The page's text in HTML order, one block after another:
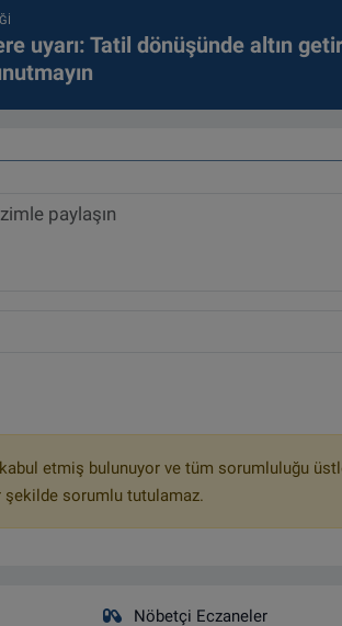
uyarı: Tatil dönüşünde altın
kabul etmiş bulunuyor ve tüm sorumluluğu
şekilde sorumlu tutulamaz.
Nöbetçi Eczaneler